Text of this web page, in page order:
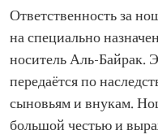
Ответственность за
на специально
носитель Аль-Байрак.
передаётся по
сыновьям и внукам.
большой честью и